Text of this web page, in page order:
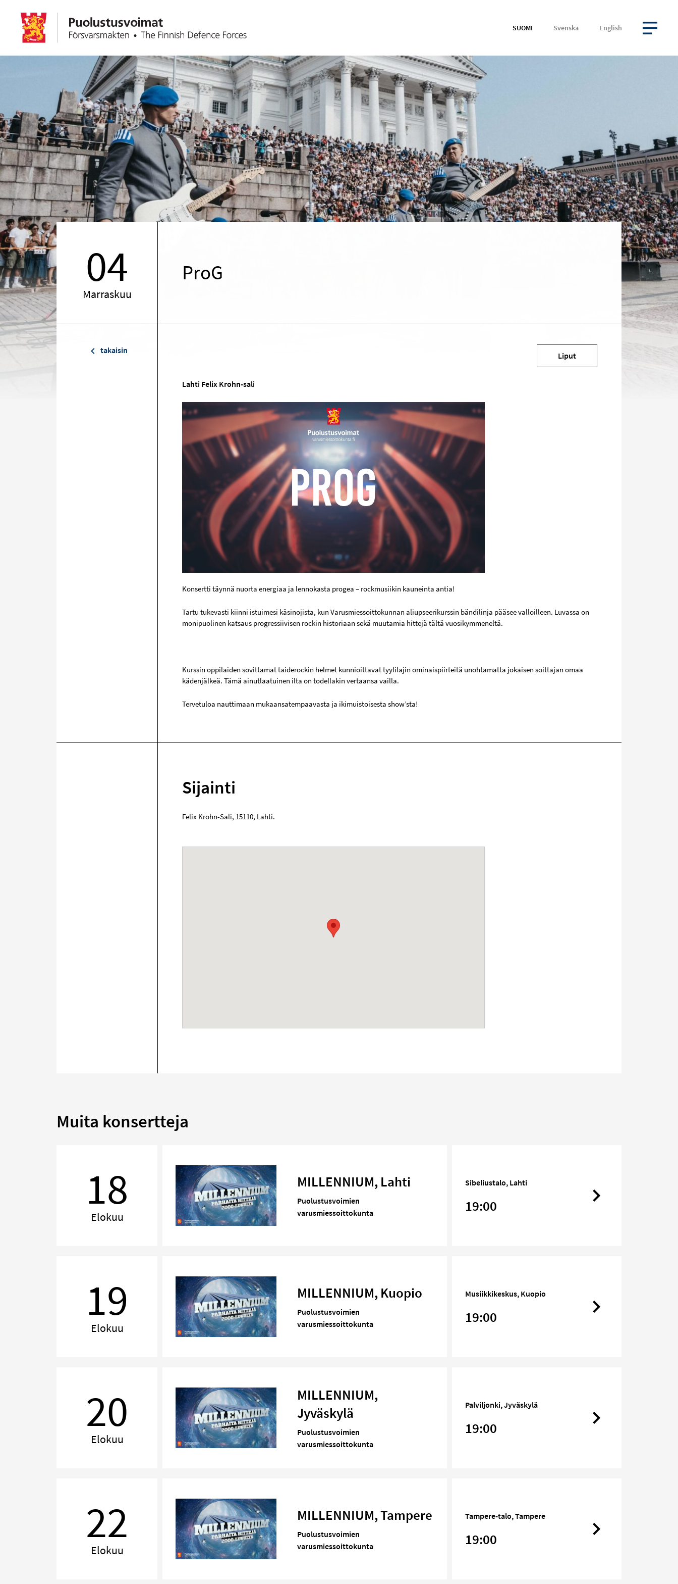
SUOMI Svenska English
AVAA VALIKKO
04
Marraskuu
ProG
takaisin
sosiaalisessa
Liput
Lahti Felix Krohn-sali
Konsertti täynnä nuorta energiaa ja lennokasta progea – rockmusiikin kauneinta antia!
Tartu tukevasti kiinni istuimesi käsinojista, kun Varusmiessoittokunnan aliupseerikurssin bändilinja pääsee valloilleen. Luvassa on
monipuolinen katsaus progressiivisen rockin historiaan sekä muutamia hittejä tältä vuosikymmeneltä.
Kurssin oppilaiden sovittamat taiderockin helmet kunnioittavat tyylilajin ominaispiirteitä unohtamatta jokaisen soittajan omaa
kädenjälkeä. Tämä ainutlaatuinen ilta on todellakin vertaansa vailla.
Tervetuloa nauttimaan mukaansatempaavasta ja ikimuistoisesta show’sta!
Sijainti
Felix Krohn-Sali, 15110, Lahti.
Muita konsertteja
18
Elokuu
MILLENNIUM, Lahti
Puolustusvoimien
varusmiessoittokunta
Sibeliustalo, Lahti
19:00
19
Elokuu
MILLENNIUM, Kuopio
Puolustusvoimien
varusmiessoittokunta
Musiikkikeskus, Kuopio
19:00
20
Elokuu
MILLENNIUM,
Jyväskylä
Puolustusvoimien
varusmiessoittokunta
Palviljonki, Jyväskylä
19:00
22
Elokuu
MILLENNIUM, Tampere
Puolustusvoimien
varusmiessoittokunta
Tampere-talo, Tampere
19:00